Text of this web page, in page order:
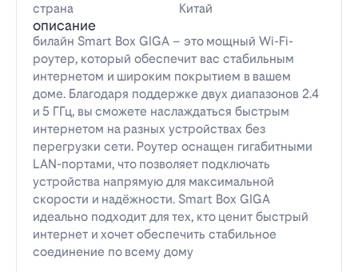
страна
Китай
описание
билайн Smart Box GIGA – это мощный Wi-Fi-
роутер, который обеспечит вас стабильным
интернетом и широким покрытием в вашем
доме. Благодаря поддержке двух диапазонов 2.4
и 5 ГГц, вы сможете наслаждаться быстрым
интернетом на разных устройствах без
перегрузки сети. Роутер оснащен гигабитными
LAN-портами, что позволяет подключать
устройства напрямую для максимальной
скорости и надёжности. Smart Box GIGA
идеально подходит для тех, кто ценит быстрый
интернет и хочет обеспечить стабильное
соединение по всему дому